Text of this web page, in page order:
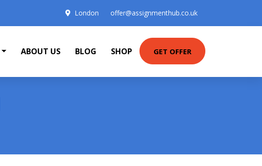
London offer@assignmenthub.co.uk
ABOUT US BLOG SHOP GET OFFER